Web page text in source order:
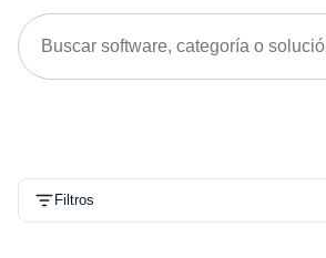
Filtros